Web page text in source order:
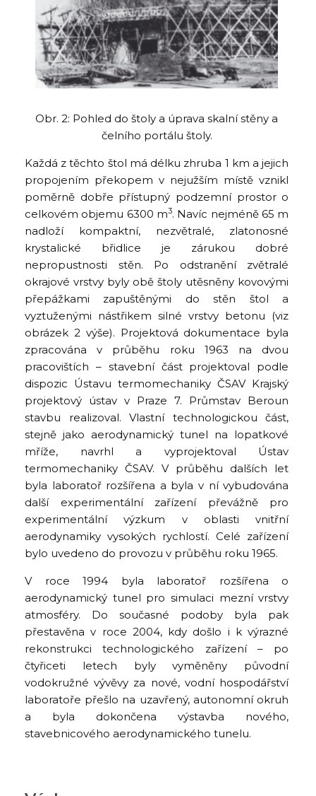
Obr. 2: Pohled do štoly a úprava skalní stěny a
čelního portálu štoly.
Každá z těchto štol má délku zhruba 1 km a jejich
propojením překopem v nejužším místě vznikl
poměrně dobře přístupný podzemní prostor o
celkovém objemu 6300 m3. Navíc nejméně 65 m
nadloží kompaktní, nezvětralé, zlatonosné
krystalické břidlice je zárukou dobré
nepropustnosti stěn. Po odstranění zvětralé
okrajové vrstvy byly obě štoly utěsněny kovovými
přepážkami zapuštěnými do stěn štol a
vyztuženými nástřikem silné vrstvy betonu (viz
obrázek 2 výše). Projektová dokumentace byla
zpracována v průběhu roku 1963 na dvou
pracovištích – stavební část projektoval podle
dispozic Ústavu termomechaniky ČSAV Krajský
projektový ústav v Praze 7. Průmstav Beroun
stavbu realizoval. Vlastní technologickou část,
stejně jako aerodynamický tunel na lopatkové
mříže, navrhl a vyprojektoval Ústav
termomechaniky ČSAV. V průběhu dalších let
byla laboratoř rozšířena a byla v ní vybudována
další experimentální zařízení převážně pro
experimentální výzkum v oblasti vnitřní
aerodynamiky vysokých rychlostí. Celé zařízení
bylo uvedeno do provozu v průběhu roku 1965.
V roce 1994 byla laboratoř rozšířena o
aerodynamický tunel pro simulaci mezní vrstvy
atmosféry. Do současné podoby byla pak
přestavěna v roce 2004, kdy došlo i k výrazné
rekonstrukci technologického zařízení – po
čtyřiceti letech byly vyměněny původní
vodokružné vývěvy za nové, vodní hospodářství
laboratoře přešlo na uzavřený, autonomní okruh
a byla dokončena výstavba nového,
stavebnicového aerodynamického tunelu.